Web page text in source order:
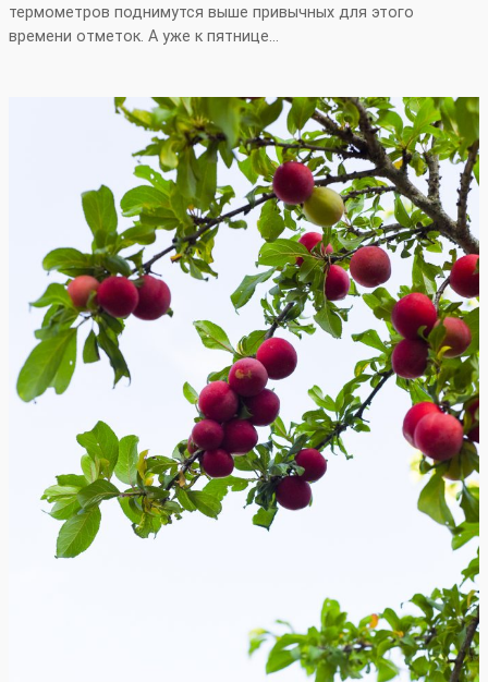
термометров поднимутся выше привычных для этого
времени отметок. А уже к пятнице…